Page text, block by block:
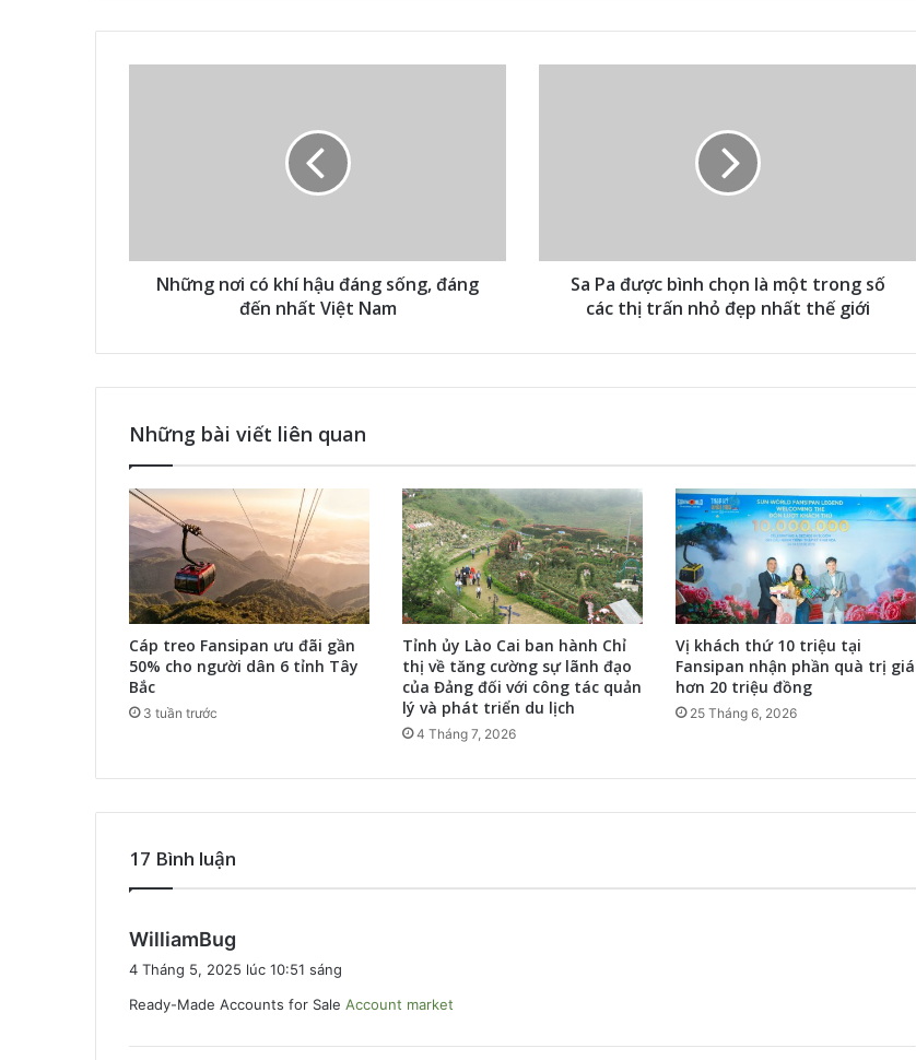
Những nơi có khí hậu đáng sống, đáng
đến nhất Việt Nam
Sa Pa được bình chọn là một trong số
các thị trấn nhỏ đẹp nhất thế giới
Những bài viết liên quan
Cáp treo Fansipan ưu đãi gần
50% cho người dân 6 tỉnh Tây
Bắc
3 tuần trước
Tỉnh ủy Lào Cai ban hành Chỉ
thị về tăng cường sự lãnh đạo
của Đảng đối với công tác quản
lý và phát triển du lịch
4 Tháng 7, 2026
Vị khách thứ 10 triệu tại
Fansipan nhận phần quà trị giá
hơn 20 triệu đồng
25 Tháng 6, 2026
17 Bình luận
WilliamBug
i
t
4 Tháng 5, 2025 lúc 10:51 sáng
Ready-Made Accounts for Sale Account market